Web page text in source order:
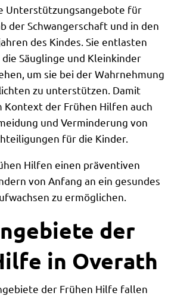
Unterstützungsangebote für
der Schwangerschaft und in den
des Kindes. Sie entlasten
Säuglinge und Kleinkinder
um sie bei der Wahrnehmung
zu unterstützen. Damit
Kontext der Frühen Hilfen auch
und Verminderung von
für die Kinder.
Hilfen einen präventiven
von Anfang an ein gesundes
zu ermöglichen.
der
in Overath
der Frühen Hilfe fallen